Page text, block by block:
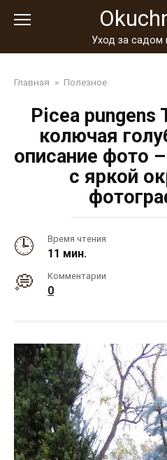
Уход за садом
Главная » Полезное
Picea pungens
колючая
описание фото
с яркой
Время чтения
11 мин.
Комментарии
0